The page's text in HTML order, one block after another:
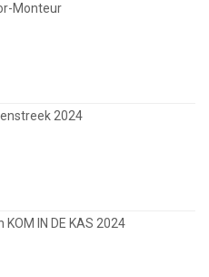
Monteur
2024
IN DE KAS 2024